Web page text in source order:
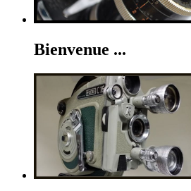
Bienvenue ...